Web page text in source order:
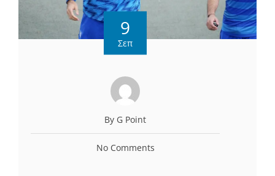
9
Σεπ
By G Point
No Comments